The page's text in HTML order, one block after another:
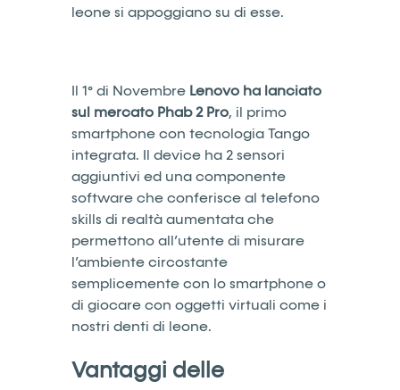
leone si appoggiano su di esse.
Il 1° di Novembre Lenovo ha lanciato
sul mercato Phab 2 Pro, il primo
smartphone con tecnologia Tango
integrata. Il device ha 2 sensori
aggiuntivi ed una componente
software che conferisce al telefono
skills di realtà aumentata che
permettono all’utente di misurare
l’ambiente circostante
semplicemente con lo smartphone o
di giocare con oggetti virtuali come i
nostri denti di leone.
Vantaggi delle